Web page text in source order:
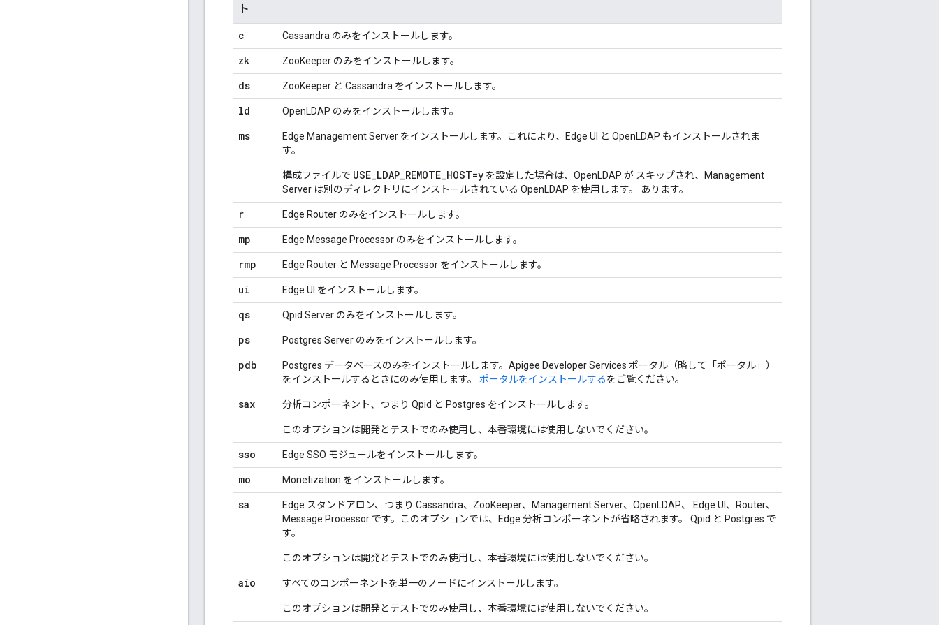
ト
c Cassandra のみをインストールします。
zk ZooKeeper のみをインストールします。
ds ZooKeeper と Cassandra をインストールします。
ld OpenLDAP のみをインストールします。
ms
Edge Management Server をインストールします。これにより、Edge UI と OpenLDAP もインストールされま
す。
構成ファイルで USE_LDAP_REMOTE_HOST=y を設定した場合は、OpenLDAP が スキップされ、Management
Server は別のディレクトリにインストールされている OpenLDAP を使用します。 あります。
r Edge Router のみをインストールします。
mp Edge Message Processor のみをインストールします。
rmp Edge Router と Message Processor をインストールします。
ui Edge UI をインストールします。
qs Qpid Server のみをインストールします。
ps Postgres Server のみをインストールします。
pdb Postgres データベースのみをインストールします。Apigee Developer Services ポータル（略して「ポータル」 ）
をインストールするときにのみ使用します。 ポータルをインストールするをご覧ください。
sax 分析コンポーネント、つまり Qpid と Postgres をインストールします。
このオプションは開発とテストでのみ使用し、本番環境には使用しないでください。
sso Edge SSO モジュールをインストールします。
mo Monetization をインストールします。
sa
Edge スタンドアロン、つまり Cassandra、ZooKeeper、Management Server、OpenLDAP、 Edge UI、Router、
Message Processor です。このオプションでは、Edge 分析コンポーネントが省略されます。 Qpid と Postgres で
す。
このオプションは開発とテストでのみ使用し、本番環境には使用しないでください。
aio すべてのコンポーネントを単一のノードにインストールします。
このオプションは開発とテストでのみ使用し、本番環境には使用しないでください。